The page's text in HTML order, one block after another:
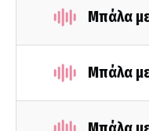
Μπάλα
Μπάλα